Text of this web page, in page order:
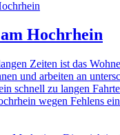
Hochrhein
Zeiten ist das
und arbeiten an
schnell zu langen
wegen Fehlens